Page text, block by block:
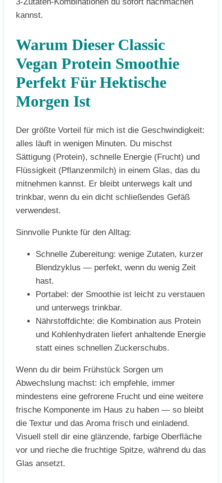
kannst.
Warum Dieser Classic
Vegan Protein Smoothie
Perfekt Für Hektische
Morgen Ist
Der größte Vorteil für mich ist die Geschwindigkeit:
alles läuft in wenigen Minuten. Du mischst
Sättigung (Protein), schnelle Energie (Frucht) und
Flüssigkeit (Pflanzenmilch) in einem Glas, das du
mitnehmen kannst. Er bleibt unterwegs kalt und
trinkbar, wenn du ein dicht schließendes Gefäß
verwendest.
Sinnvolle Punkte für den Alltag:
Schnelle Zubereitung: wenige Zutaten, kurzer
Blendzyklus — perfekt, wenn du wenig Zeit
hast.
Portabel: der Smoothie ist leicht zu verstauen
und unterwegs trinkbar.
Nährstoffdichte: die Kombination aus Protein
und Kohlenhydraten liefert anhaltende Energie
statt eines schnellen Zuckerschubs.
Wenn du dir beim Frühstück Sorgen um
Abwechslung machst: ich empfehle, immer
mindestens eine gefrorene Frucht und eine weitere
frische Komponente im Haus zu haben — so bleibt
die Textur und das Aroma frisch und einladend.
Visuell stell dir eine glänzende, farbige Oberfläche
vor und rieche die fruchtige Spitze, während du das
Glas ansetzt.